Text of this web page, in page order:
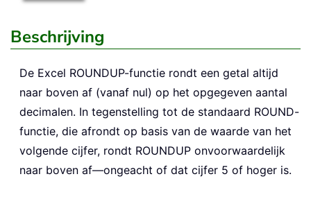
Beschrijving
De Excel ROUNDUP-functie rondt een getal altijd
naar boven af (vanaf nul) op het opgegeven aantal
decimalen. In tegenstelling tot de standaard ROUND-
functie, die afrondt op basis van de waarde van het
volgende cijfer, rondt ROUNDUP onvoorwaardelijk
naar boven af—ongeacht of dat cijfer 5 of hoger is.